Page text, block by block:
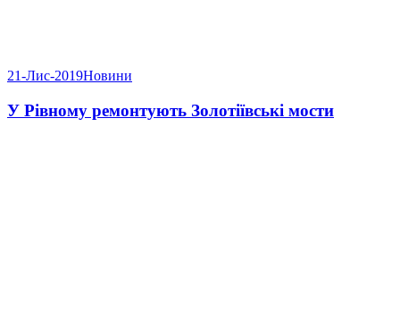
21-Лис-2019Новини
У Рівному ремонтують Золотіївські мости